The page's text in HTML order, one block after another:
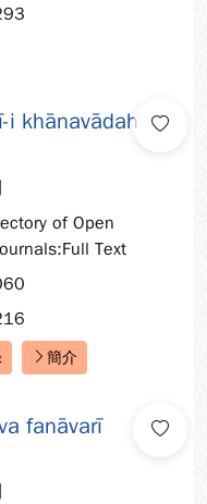
i khānavādah
of Open
Text
簡介
fanāvarī